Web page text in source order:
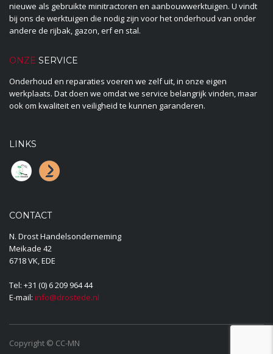
nieuwe als gebruikte minitractoren en aanbouwwerktuigen. U vindt
bij ons de werktuigen die nodig zijn voor het onderhoud van onder
andere de rijbak, gazon, erf en stal.
ONZE SERVICE
Onderhoud en reparaties voeren we zelf uit, in onze eigen
werkplaats. Dat doen we omdat we service belangrijk vinden, maar
ook om kwaliteit en veiligheid te kunnen garanderen.
LINKS
CONTACT
N. Drost Handelsonderneming
Meikade 42
6718 VK, EDE
Tel: +31 (0) 6 209 964 44
E-mail: info@drostede.nl
Copyright © CC-MN